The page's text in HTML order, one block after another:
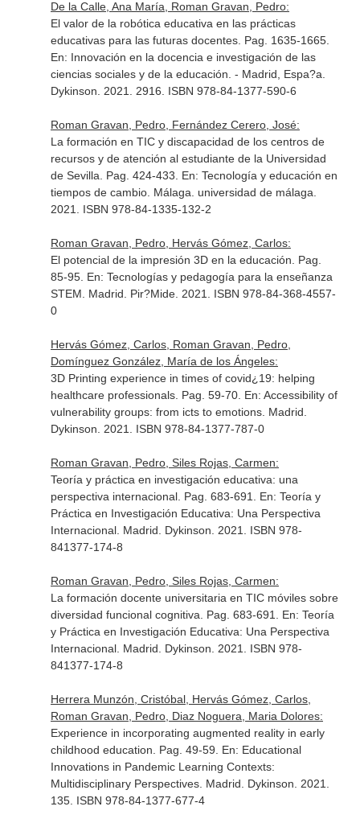
De la Calle, Ana María, Roman Gravan, Pedro:
El valor de la robótica educativa en las prácticas
educativas para las futuras docentes. Pag. 1635-1665.
En: Innovación en la docencia e investigación de las
ciencias sociales y de la educación . - Madrid, Espa?a.
Dykinson. 2021. 2916. ISBN 978-84-1377-590-6
Roman Gravan, Pedro, Fernández Cerero, José:
La formación en TIC y discapacidad de los centros de
recursos y de atención al estudiante de la Universidad
de Sevilla. Pag. 424-433. En: Tecnología y educación en
tiempos de cambio. Málaga. universidad de málaga.
2021. ISBN 978-84-1335-132-2
Roman Gravan, Pedro, Hervás Gómez, Carlos:
El potencial de la impresión 3D en la educación. Pag.
85-95. En: Tecnologías y pedagogía para la enseñanza
STEM . Madrid. Pir?Mide. 2021. ISBN 978-84-368-4557-
0
Hervás Gómez, Carlos, Roman Gravan, Pedro,
Domínguez González, María de los Ángeles:
3D Printing experience in times of covid¿19: helping
healthcare professionals. Pag. 59-70. En: Accessibility of
vulnerability groups: from icts to emotions. Madrid.
Dykinson. 2021. ISBN 978-84-1377-787-0
Roman Gravan, Pedro, Siles Rojas, Carmen:
Teoría y práctica en investigación educativa: una
perspectiva internacional. Pag. 683-691. En: Teoría y
Práctica en Investigación Educativa: Una Perspectiva
Internacional. Madrid. Dykinson. 2021. ISBN 978-
841377-174-8
Roman Gravan, Pedro, Siles Rojas, Carmen:
La formación docente universitaria en TIC móviles sobre
diversidad funcional cognitiva. Pag. 683-691. En: Teoría
y Práctica en Investigación Educativa: Una Perspectiva
Internacional. Madrid. Dykinson. 2021. ISBN 978-
841377-174-8
Herrera Munzón, Cristóbal, Hervás Gómez, Carlos,
Roman Gravan, Pedro, Diaz Noguera, Maria Dolores:
Experience in incorporating augmented reality in early
childhood education. Pag. 49-59. En: Educational
Innovations in Pandemic Learning Contexts:
Multidisciplinary Perspectives. Madrid. Dykinson. 2021.
135. ISBN 978-84-1377-677-4